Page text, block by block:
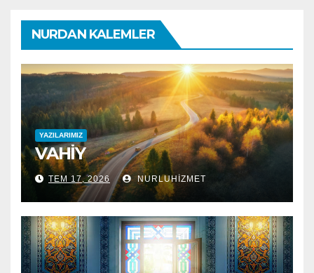
NURDAN KALEMLER
YAZILARIMIZ
VAHİY
TEM 17, 2026 NURLUHIZMET